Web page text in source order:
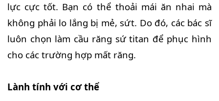
lực cực tốt. Bạn có thể thoải mái ăn nhai mà
không phải lo lắng bị mẻ, sứt. Do đó, các bác sĩ
luôn chọn làm cầu răng sứ titan để phục hình
cho các trường hợp mất răng.
Lành tính với cơ thể